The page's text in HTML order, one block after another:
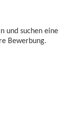
und suchen eine
Bewerbung.